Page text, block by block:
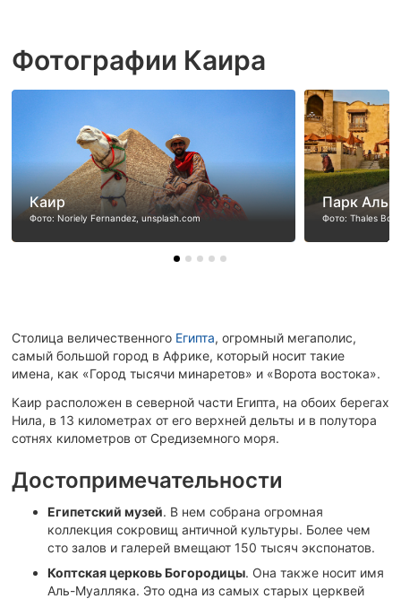
Фотографии Каира
Каир
Фото: Noriely Fernandez, unsplash.com
Парк Аль-
Фото: Thales
Столица величественного Египта, огромный мегаполис,
самый большой город в Африке, который носит такие
имена, как «Город тысячи минаретов» и «Ворота востока».
Каир расположен в северной части Египта, на обоих берегах
Нила, в 13 километрах от его верхней дельты и в полутора
сотнях километров от Средиземного моря.
Достопримечательности
Египетский музей. В нем собрана огромная
коллекция сокровищ античной культуры. Более чем
сто залов и галерей вмещают 150 тысяч экспонатов.
Коптская церковь Богородицы. Она также носит имя
Аль-Муалляка. Это одна из самых старых церквей